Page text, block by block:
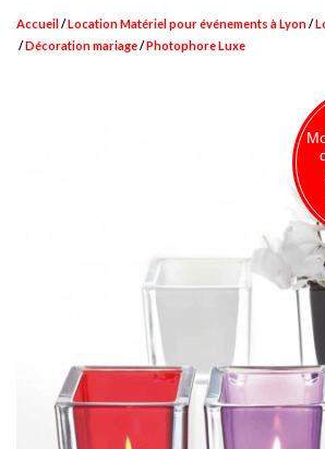
Accueil Location Matériel pour événements à Lyon
Décoration mariage
Photophore Luxe